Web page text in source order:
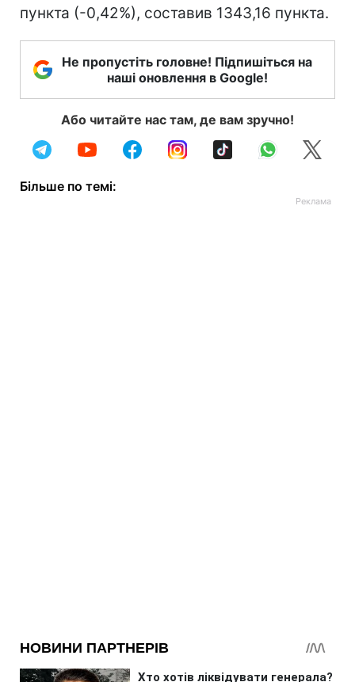
пункта (-0,42%), составив 1343,16 пункта.
Не пропустіть головне! Підпишіться на
наші оновлення в Google!
Або читайте нас там, де вам зручно!
Більше по темі: